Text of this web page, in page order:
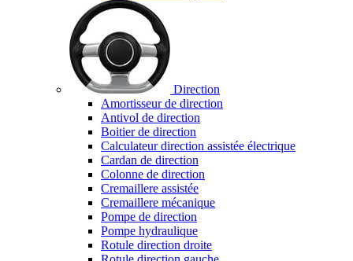
Direction
Amortisseur de direction
Antivol de direction
Boitier de direction
Calculateur direction assistée électrique
Cardan de direction
Colonne de direction
Cremaillere assistée
Cremaillere mécanique
Pompe de direction
Pompe hydraulique
Rotule direction droite